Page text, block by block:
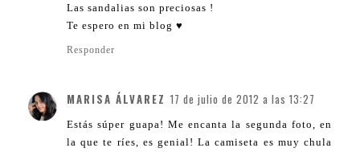
Las sandalias son preciosas !
Te espero en mi blog ♥
Responder
MARISA ÁLVAREZ 17 de julio de 2012 a las 13:27
Estás súper guapa! Me encanta la segunda foto, en
la que te ríes, es genial! La camiseta es muy chula